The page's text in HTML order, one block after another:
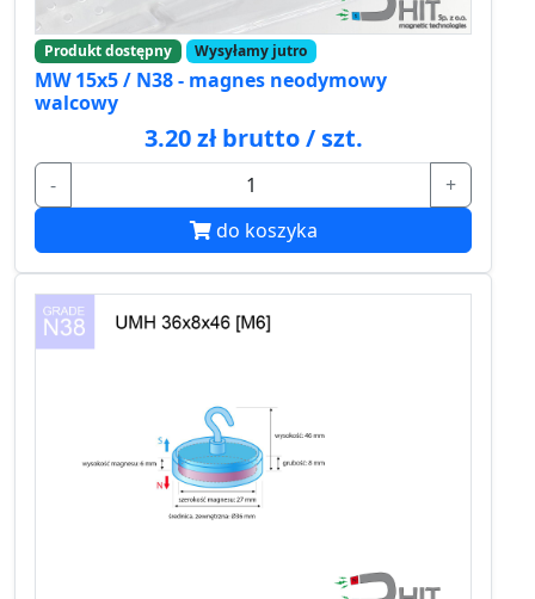
Produkt dostępny Wysyłamy jutro
MW 15x5 / N38 - magnes neodymowy
walcowy
3.20 zł brutto / szt.
-
+
do koszyka